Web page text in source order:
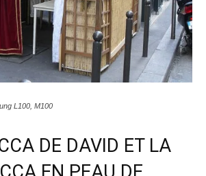
L100, M100
DE DAVID ET LA